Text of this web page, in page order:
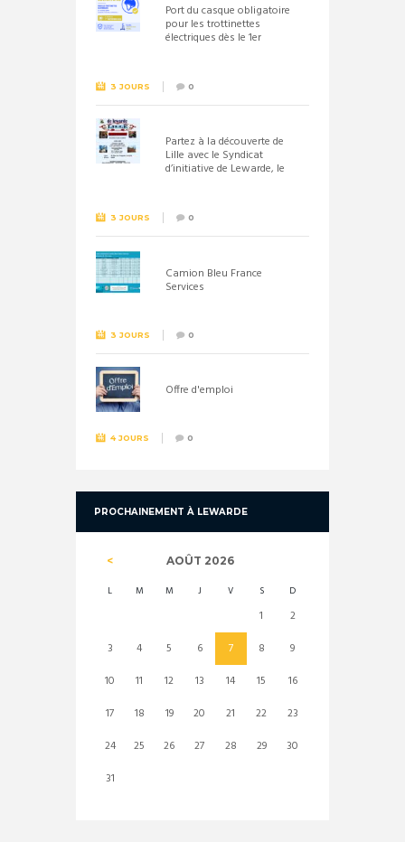
Port du casque obligatoire
pour les trottinettes
électriques dès le 1er
3 JOURS 0
Partez à la découverte de
Lille avec le Syndicat
d’initiative de Lewarde, le
3 JOURS 0
Camion Bleu France
Services
3 JOURS 0
Offre d'emploi
4 JOURS 0
PROCHAINEMENT À LEWARDE
AOÛT 2026
L M M J V S D
1
2
3
4 5 6 7 8
9
10
11 12 13 14 15
16
17
18 19 20 21 22
23
24
25 26 27 28 29
30
31